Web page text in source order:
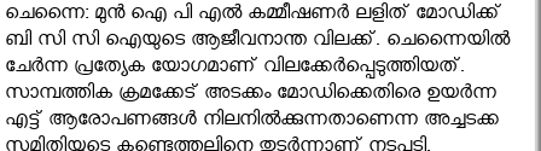
ചെന്നൈ: മുന്‍ ഐ പി എല്‍ കമ്മീഷണര്‍ ലളിത് മോഡിക്ക്
ബി സി സി ഐയുടെ ആജീവനാന്ത വിലക്ക്. ചെന്നൈയില്‍
ചേര്‍ന്ന പ്രത്യേക യോഗമാണ് വിലക്കേര്‍പ്പെടുത്തിയത്.
സാമ്പത്തിക ക്രമക്കേട് അടക്കം മോഡിക്കെതിരെ ഉയര്‍ന്ന
എട്ട് ആരോപണങ്ങള്‍ നിലനില്‍ക്കുന്നതാണെന്ന അച്ചടക്ക